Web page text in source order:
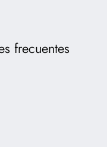
frecuentes